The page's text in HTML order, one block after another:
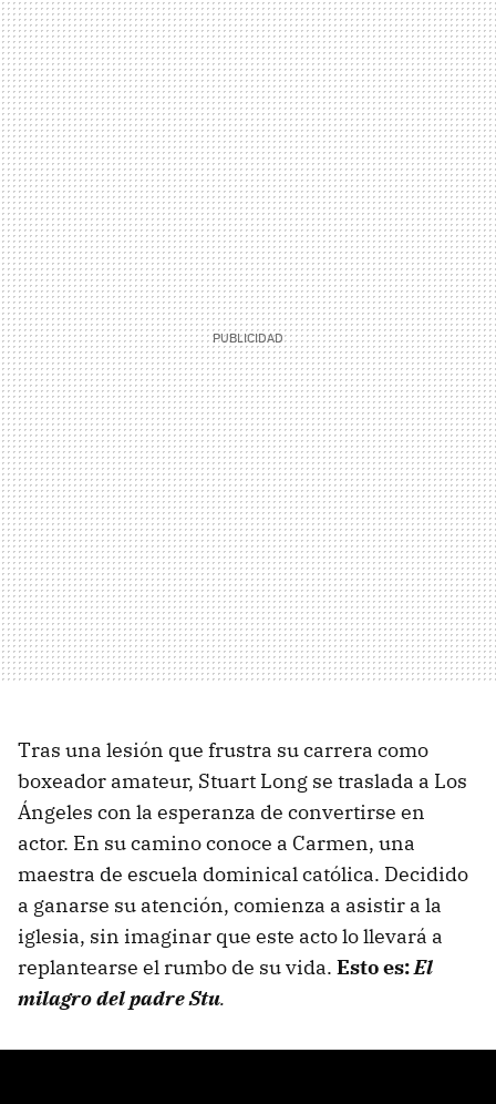
Tras una lesión que frustra su carrera como
boxeador amateur, Stuart Long se traslada a Los
Ángeles con la esperanza de convertirse en
actor. En su camino conoce a Carmen, una
maestra de escuela dominical católica. Decidido
a ganarse su atención, comienza a asistir a la
iglesia, sin imaginar que este acto lo llevará a
replantearse el rumbo de su vida. Esto es:El
milagro del padre Stu.